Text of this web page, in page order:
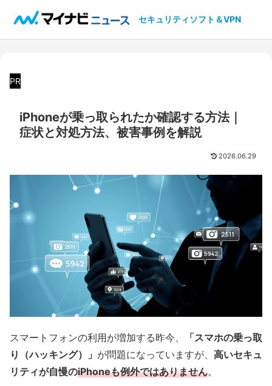
セキュリティソフト＆VPN
PR
iPhoneが乗っ取られたか確認する方法｜
症状と対処方法、被害事例を解説
2026.06.29
スマートフォンの利用が増加する昨今、
「スマホの乗っ取
り（ハッキング）」 が問題になっていますが、 高いセキュ
リティが自慢のiPhoneも例外ではありません。